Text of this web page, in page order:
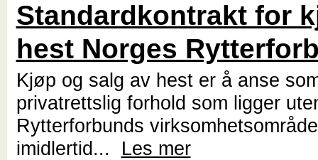
Standardkontrakt for
hest Norges
Kjøp og salg av hest er å anse
privatrettslig forhold som ligger
Rytterforbunds
imidlertid... Les mer